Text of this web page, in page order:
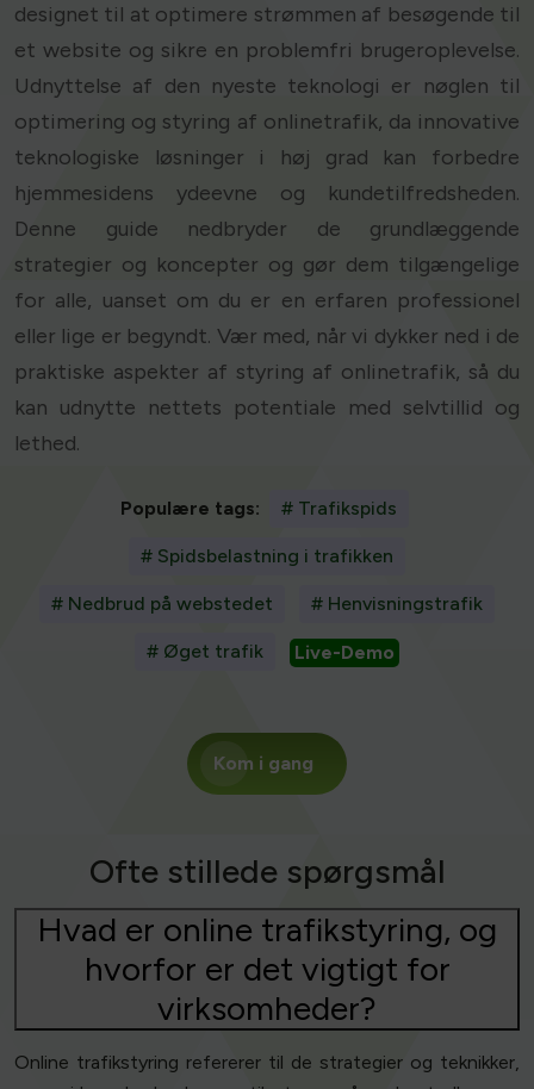
designet til at optimere strømmen af besøgende til
et website og sikre en problemfri brugeroplevelse.
Udnyttelse af den nyeste teknologi er nøglen til
optimering og styring af onlinetrafik, da innovative
teknologiske løsninger i høj grad kan forbedre
hjemmesidens ydeevne og kundetilfredsheden.
Denne guide nedbryder de grundlæggende
strategier og koncepter og gør dem tilgængelige
for alle, uanset om du er en erfaren professionel
eller lige er begyndt. Vær med, når vi dykker ned i de
praktiske aspekter af styring af onlinetrafik, så du
kan udnytte nettets potentiale med selvtillid og
lethed.
Populære tags: # Trafikspids
# Spidsbelastning i trafikken
# Nedbrud på webstedet # Henvisningstrafik
# Øget trafik Live-Demo
Kom i gang
Ofte stillede spørgsmål
Hvad er online trafikstyring, og
hvorfor er det vigtigt for
virksomheder?
Online trafikstyring refererer til de strategier og teknikker,